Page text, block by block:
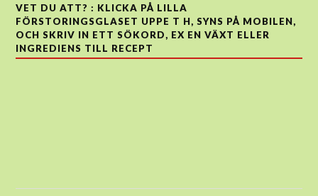
VET DU ATT? : KLICKA PÅ LILLA
FÖRSTORINGSGLASET UPPE T H, SYNS PÅ MOBILEN,
OCH SKRIV IN ETT SÖKORD, EX EN VÄXT ELLER
INGREDIENS TILL RECEPT